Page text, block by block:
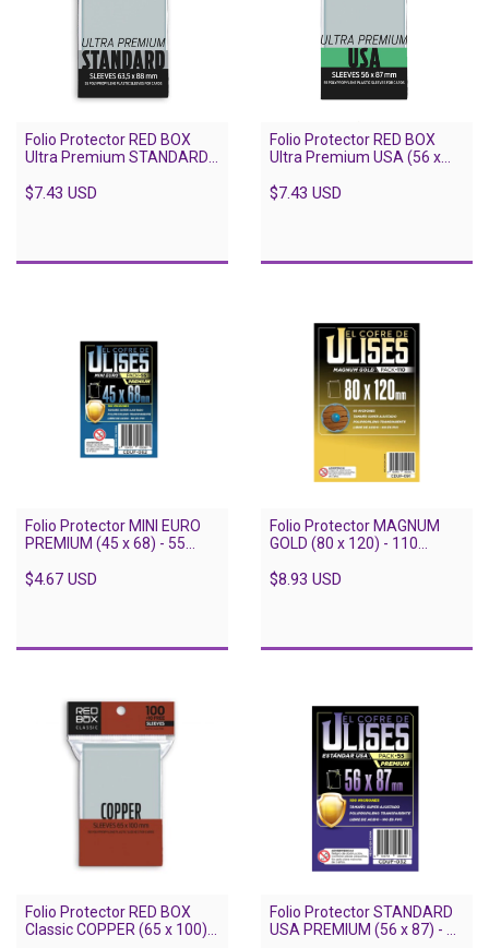
Folio Protector RED BOX
Ultra Premium STANDARD
$7.43 USD
Folio Protector RED BOX
Ultra Premium USA (56 x
$7.43 USD
Folio Protector MINI EURO
PREMIUM (45 x 68) - 55
$4.67 USD
Folio Protector MAGNUM
GOLD (80 x 120) - 110
$8.93 USD
Folio Protector RED BOX
Classic COPPER (65 x 100) -
Folio Protector STANDARD
USA PREMIUM (56 x 87) - 55